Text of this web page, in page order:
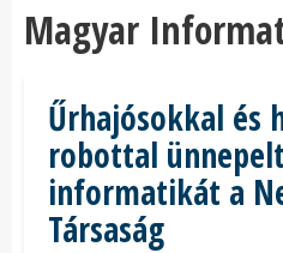
Magyar
Űrhajósokkal és
robottal
informatikát a
Társaság